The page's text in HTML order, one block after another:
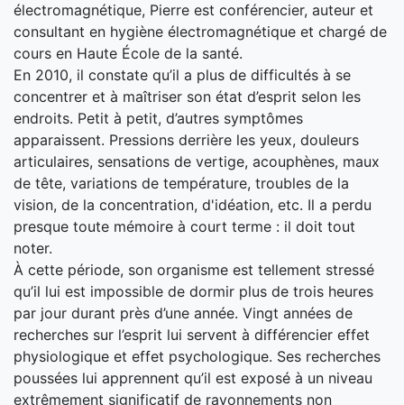
électromagnétique, Pierre est conférencier, auteur et
consultant en hygiène électromagnétique et chargé de
cours en Haute École de la santé.
En 2010, il constate qu’il a plus de difficultés à se
concentrer et à maîtriser son état d’esprit selon les
endroits. Petit à petit, d’autres symptômes
apparaissent. Pressions derrière les yeux, douleurs
articulaires, sensations de vertige, acouphènes, maux
de tête, variations de température, troubles de la
vision, de la concentration, d'idéation, etc. Il a perdu
presque toute mémoire à court terme : il doit tout
noter.
À cette période, son organisme est tellement stressé
qu’il lui est impossible de dormir plus de trois heures
par jour durant près d’une année. Vingt années de
recherches sur l’esprit lui servent à différencier effet
physiologique et effet psychologique. Ses recherches
poussées lui apprennent qu’il est exposé à un niveau
extrêmement significatif de rayonnements non